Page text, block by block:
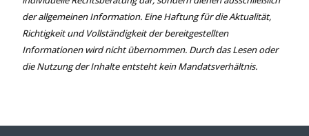
der allgemeinen Information. Eine Haftung für die Aktualität,
Richtigkeit und Vollständigkeit der bereitgestellten
Informationen wird nicht übernommen. Durch das Lesen oder
die Nutzung der Inhalte entsteht kein Mandatsverhältnis.